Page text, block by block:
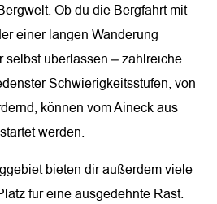
Ob du die Bergfahrt mit
einer langen Wanderung
selbst überlassen – zahlreiche
Schwierigkeitsstufen, von
können vom Aineck aus
werden.
bieten dir außerdem viele
für eine ausgedehnte Rast.